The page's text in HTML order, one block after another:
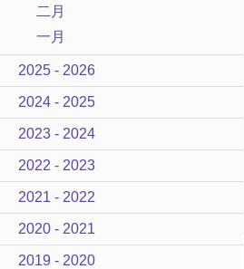
二月
一月
2025 - 2026
2024 - 2025
2023 - 2024
2022 - 2023
2021 - 2022
2020 - 2021
2019 - 2020